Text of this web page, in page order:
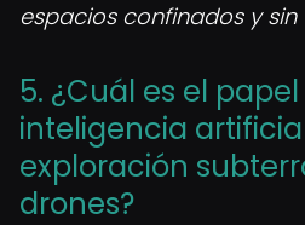
espacios confinados y sin
5. ¿Cuál es el
inteligencia
exploración
drones?